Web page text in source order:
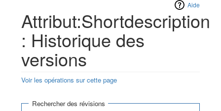
Aide
Attribut:Shortdescription
: Historique des
versions
Voir les opérations sur cette page
Rechercher des révisions